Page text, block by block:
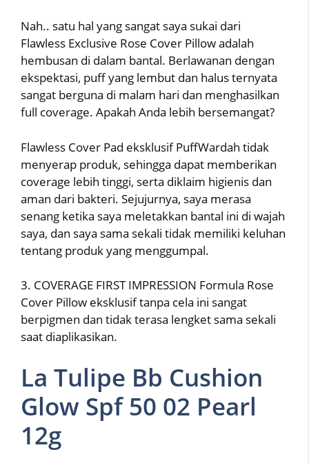
Nah.. satu hal yang sangat saya sukai dari
Flawless Exclusive Rose Cover Pillow adalah
hembusan di dalam bantal. Berlawanan dengan
ekspektasi, puff yang lembut dan halus ternyata
sangat berguna di malam hari dan menghasilkan
full coverage. Apakah Anda lebih bersemangat?
Flawless Cover Pad eksklusif PuffWardah tidak
menyerap produk, sehingga dapat memberikan
coverage lebih tinggi, serta diklaim higienis dan
aman dari bakteri. Sejujurnya, saya merasa
senang ketika saya meletakkan bantal ini di wajah
saya, dan saya sama sekali tidak memiliki keluhan
tentang produk yang menggumpal.
3. COVERAGE FIRST IMPRESSION Formula Rose
Cover Pillow eksklusif tanpa cela ini sangat
berpigmen dan tidak terasa lengket sama sekali
saat diaplikasikan.
La Tulipe Bb Cushion
Glow Spf 50 02 Pearl
12g